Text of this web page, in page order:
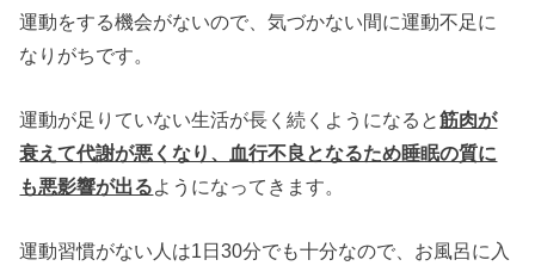
運動をする機会がないので、気づかない間に運動不足に
なりがちです。
運動が足りていない生活が長く続くようになると筋肉が
衰えて代謝が悪くなり、血行不良となるため睡眠の質に
も悪影響が出るようになってきます。
運動習慣がない人は1日30分でも十分なので、お風呂に入